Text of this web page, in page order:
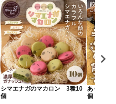
シマエナガのマカロン 3種10
個
あぐり王
個